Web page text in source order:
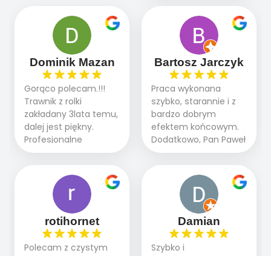
panowie wiedzą co
robią. Wszystko poszło
sprawnie i szybko.
Doradztwo w
pielęgnacji trawnika
teraz i na późniejszym
etapie jest dużym
plusem. Teraz razem
z dzieckiem i małym
pieskiem cieszymy się
pięknym trawnikiem :)
A trawa robi efekt
oczekiwaniami. Prace
przebiegały sprawnie
dzięki temu,że firma
działa kompleksowo :
ogrodnictwo,nawodnienie,
brukarstwo.Efekt
końcowy przerósł
nasze oczekiwania.
Polecamy tę firmę
wszystkim , którzy
marzą o pięknym
Dominik Mazan
Gorąco polecam.!!!
Trawnik z rolki
zakładany 3lata temu,
dalej jest piękny.
Profesjonalne
podejście do pracy,
2 zlecenia na rolkę.
Polecam.
Bartosz Jarczyk
Praca wykonana
szybko, starannie i z
bardzo dobrym
efektem końcowym.
Dodatkowo, Pan Paweł
chętnie udziela porad
rotihornet
Polecam z czystym
Damian
Szybko i